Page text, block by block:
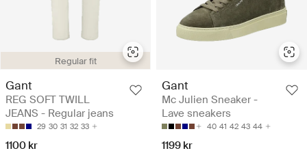
Regular fit
Gant
REG SOFT TWILL
JEANS - Regular jeans
29 30 31 32 33
1100 kr
Gant
Mc Julien Sneaker -
Lave sneakers
40 41 42 43 44
1199 kr